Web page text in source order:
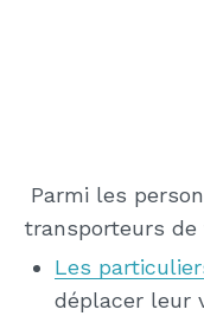
Parmi les
transporteurs
Les
déplacer leur